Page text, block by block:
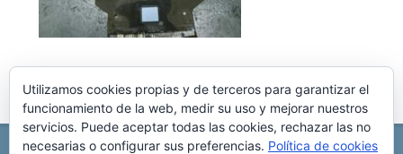
Utilizamos cookies propias y de terceros para garantizar el
funcionamiento de la web, medir su uso y mejorar nuestros
servicios. Puede aceptar todas las cookies, rechazar las no
necesarias o configurar sus preferencias. Política de cookies